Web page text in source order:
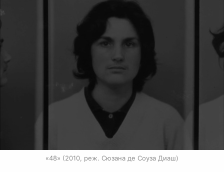
«48» (2010, реж. Сюзана де Соуза Диаш)